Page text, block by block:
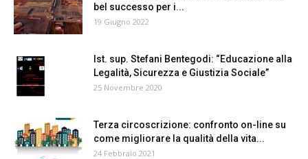
bel successo per i...
19 Giugno 2022
Ist. sup. Stefani Bentegodi: “Educazione alla
Legalità, Sicurezza e Giustizia Sociale”
25 Novembre 2020
Terza circoscrizione: confronto on-line su
come migliorare la qualità della vita...
24 Febbraio 2021